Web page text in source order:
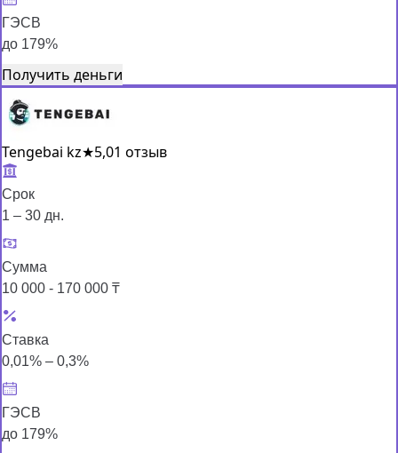
ГЭСВ
до 179%
Получить деньги
Tengebai kz★5,01 отзыв
Срок
1 – 30 дн.
Сумма
10 000 - 170 000 ₸
Ставка
0,01% – 0,3%
ГЭСВ
до 179%